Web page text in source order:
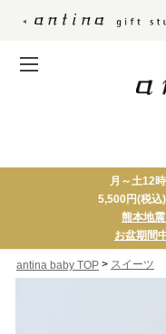
月～土12
5,500円(税込
熊本地
お盆期間
antina baby TOP> スイーツ